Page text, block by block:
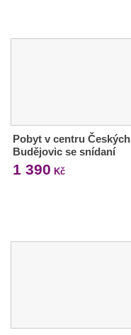
Pobyt v centru Českých
Budějovic se snídaní
1 390 Kč